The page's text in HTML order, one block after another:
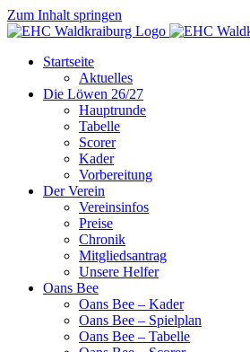
Zum Inhalt springen
Startseite
Aktuelles
Die Löwen 26/27
Hauptrunde
Tabelle
Scorer
Kader
Vorbereitung
Der Verein
Vereinsinfos
Preise
Chronik
Mitgliedsantrag
Unsere Helfer
Oans Bee
Oans Bee – Kader
Oans Bee – Spielplan
Oans Bee – Tabelle